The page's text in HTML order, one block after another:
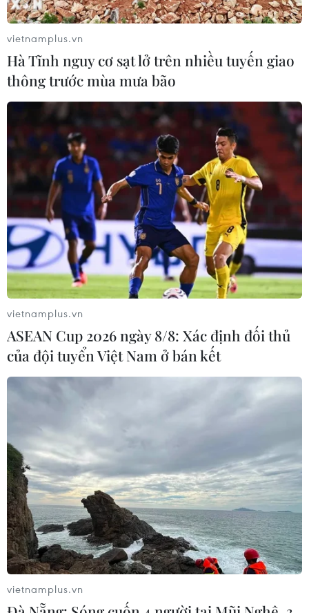
vietnamplus.vn
Hà Tĩnh nguy cơ sạt lở trên nhiều tuyến giao
thông trước mùa mưa bão
vietnamplus.vn
ASEAN Cup 2026 ngày 8/8: Xác định đối thủ
của đội tuyển Việt Nam ở bán kết
vietnamplus.vn